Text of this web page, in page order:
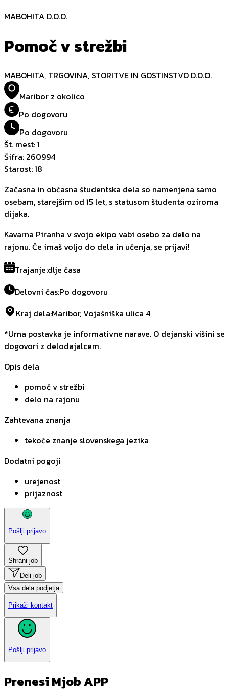
MABOHITA D.O.O.
Pomoč v strežbi
MABOHITA, TRGOVINA, STORITVE IN GOSTINSTVO D.O.O.
Maribor z okolico
€ Po dogovoru
Po dogovoru
Št. mest:1
Šifra: 260994
Starost:18
Začasna in občasna študentska dela so namenjena samo
osebam, starejšim od 15 let, s statusom študenta oziroma
dijaka.
Kavarna Piranha v svojo ekipo vabi osebo za delo na
rajonu. Če imaš voljo do dela in učenja, se prijavi!
Trajanje:dlje časa
Delovni čas:Po dogovoru
Kraj dela:Maribor, Vojašniška ulica 4
*Urna postavka je informativne narave. O dejanski višini se
dogovori z delodajalcem.
Opis dela
pomoč v strežbi
delo na rajonu
Zahtevana znanja
tekoče znanje slovenskega jezika
Dodatni pogoji
urejenost
prijaznost
Pošlji prijavo
Shrani job
Deli job
Vsa dela podjetja
Prikaži kontakt
Pošlji prijavo
Prenesi Mjob APP